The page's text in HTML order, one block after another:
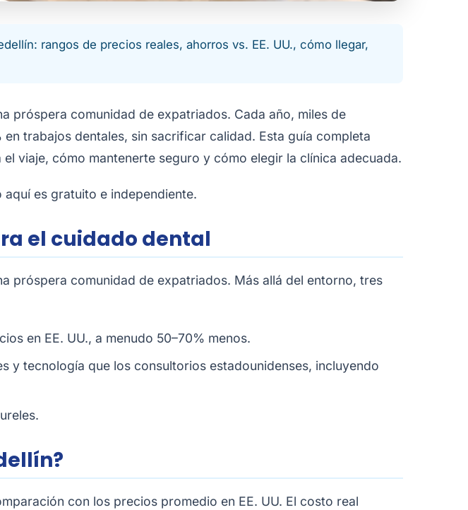
rangos de precios reales, ahorros vs. EE. UU., cómo llegar,
próspera comunidad de expatriados. Cada año, miles de
en trabajos dentales, sin sacrificar calidad. Esta guía completa
viaje, cómo mantenerte seguro y cómo elegir la clínica adecuada.
aquí es gratuito e independiente.
el cuidado dental
próspera comunidad de expatriados. Más allá del entorno, tres
en EE. UU., a menudo 50–70% menos.
y tecnología que los consultorios estadounidenses, incluyendo
con los precios promedio en EE. UU. El costo real